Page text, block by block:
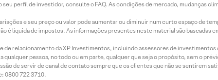
perfil de investidor, consulte o FAQ. As condições de mercado, mudanças
e seu preço ou valor pode aumentar ou diminuir num curto espaço de
é líquida de impostos. As informações presentes neste material são baseadas
relacionamento da XP Investimentos, incluindo assessores de investimentos
qualquer pessoa, no todo ou em parte, qualquer que seja o propósito, sem o
de servir de canal de contato sempre que os clientes que não se sentirem
0800 722 3710.